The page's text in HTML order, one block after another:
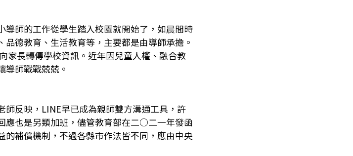
師的工作從學生踏入校園就開始了，如晨間時
德教育、生活教育等，主要都是由導師承擔。
家長轉傳學校資訊。近年因兒童人權、融合教
導師戰戰兢兢。
反映，LINE早已成為親師雙方溝通工具，許
應也是另類加班，儘管教育部在二○二一年發函
補償機制，不過各縣市作法皆不同，應由中央